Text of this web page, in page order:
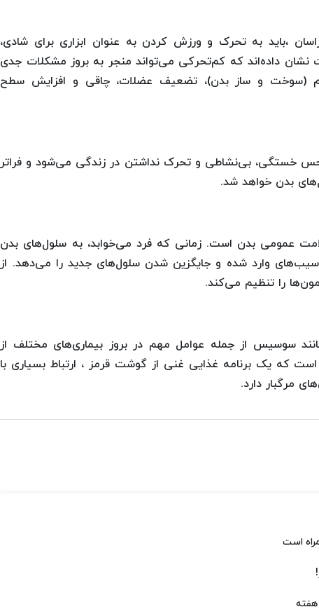
،باید به تحرک و ورزش کردن به عنوان ابزاری برای شادی،
نشان داده‌اند که کم‌تحرکی می‌تواند منجر به بروز مشکلات جدی
(سوخت و ساز بدن)، تضعیف عضلات، چاقی و افزایش سطح
خستگی، بی‌نشاطی و تحرک نداشتن در زندگی می‌شود و فراتر
بدن خواهد شد.
عمومی بدن است. زمانی که فرد می‌خوابد، به سلول‌های بدن
آسیب‌های وارد شده و جایگزین شدن سلول‌های جدید را می‌دهد. از
را تنظیم می‌کند.
سوسیس از جمله عوامل مهم در بروز بیماری‌های مختلف از
که یک برنامه غذایی غنی از گوشت قرمز ، ارتباط بسیاری با
مرگبار دارد.
است